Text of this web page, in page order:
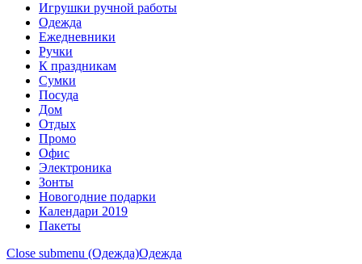
Игрушки ручной работы
Одежда
Ежедневники
Ручки
К праздникам
Сумки
Посуда
Дом
Отдых
Промо
Офис
Электроника
Зонты
Новогодние подарки
Календари 2019
Пакеты
Close submenu (Одежда)Одежда